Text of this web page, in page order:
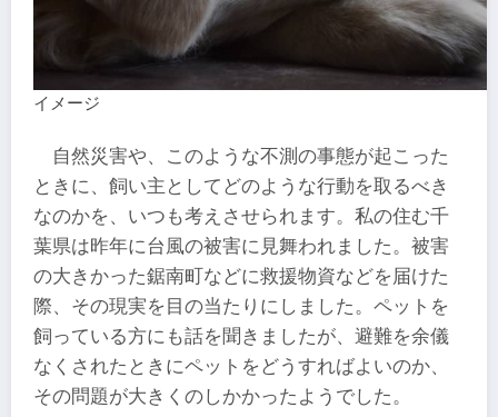
イメージ
自然災害や、このような不測の事態が起こった
ときに、飼い主としてどのような行動を取るべき
なのかを、いつも考えさせられます。私の住む千
葉県は昨年に台風の被害に見舞われました。被害
の大きかった鋸南町などに救援物資などを届けた
際、その現実を目の当たりにしました。ペットを
飼っている方にも話を聞きましたが、避難を余儀
なくされたときにペットをどうすればよいのか、
その問題が大きくのしかかったようでした。